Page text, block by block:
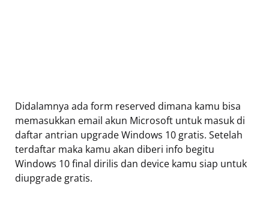
Didalamnya ada form reserved dimana kamu bisa
memasukkan email akun Microsoft untuk masuk di
daftar antrian upgrade Windows 10 gratis. Setelah
terdaftar maka kamu akan diberi info begitu
Windows 10 final dirilis dan device kamu siap untuk
diupgrade gratis.